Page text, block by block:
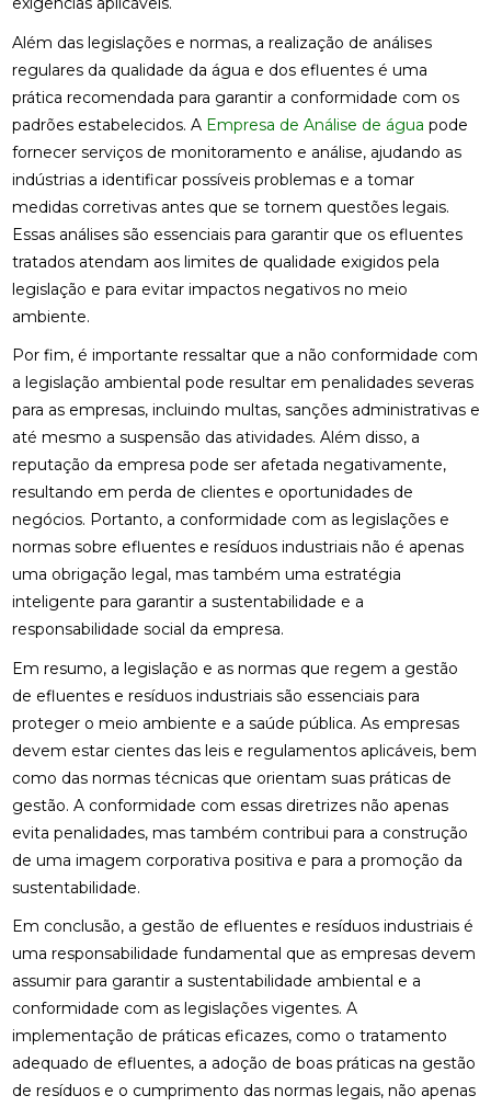
Além das legislações e normas, a realização de análises
regulares da qualidade da água e dos efluentes é uma
prática recomendada para garantir a conformidade com os
padrões estabelecidos. A Empresa de Análise de água pode
fornecer serviços de monitoramento e análise, ajudando as
indústrias a identificar possíveis problemas e a tomar
medidas corretivas antes que se tornem questões legais.
Essas análises são essenciais para garantir que os efluentes
tratados atendam aos limites de qualidade exigidos pela
legislação e para evitar impactos negativos no meio
ambiente.
Por fim, é importante ressaltar que a não conformidade com
a legislação ambiental pode resultar em penalidades severas
para as empresas, incluindo multas, sanções administrativas e
até mesmo a suspensão das atividades. Além disso, a
reputação da empresa pode ser afetada negativamente,
resultando em perda de clientes e oportunidades de
negócios. Portanto, a conformidade com as legislações e
normas sobre efluentes e resíduos industriais não é apenas
uma obrigação legal, mas também uma estratégia
inteligente para garantir a sustentabilidade e a
responsabilidade social da empresa.
Em resumo, a legislação e as normas que regem a gestão
de efluentes e resíduos industriais são essenciais para
proteger o meio ambiente e a saúde pública. As empresas
devem estar cientes das leis e regulamentos aplicáveis, bem
como das normas técnicas que orientam suas práticas de
gestão. A conformidade com essas diretrizes não apenas
evita penalidades, mas também contribui para a construção
de uma imagem corporativa positiva e para a promoção da
sustentabilidade.
Em conclusão, a gestão de efluentes e resíduos industriais é
uma responsabilidade fundamental que as empresas devem
assumir para garantir a sustentabilidade ambiental e a
conformidade com as legislações vigentes. A
implementação de práticas eficazes, como o tratamento
adequado de efluentes, a adoção de boas práticas na gestão
de resíduos e o cumprimento das normas legais, não apenas